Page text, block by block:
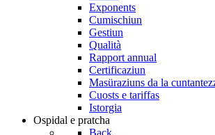
Exponents
Cumischiun
Gestiun
Qualità
Rapport annual
Certificaziun
Masüraziuns da la
Cuosts e tariffas
Istorgia
Ospidal e pratcha
Back